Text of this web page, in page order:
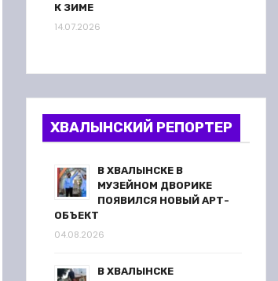
К ЗИМЕ
14.07.2026
ХВАЛЫНСКИЙ РЕПОРТЕР
В ХВАЛЫНСКЕ В
МУЗЕЙНОМ ДВОРИКЕ
ПОЯВИЛСЯ НОВЫЙ АРТ-
ОБЪЕКТ
04.08.2026
В ХВАЛЫНСКЕ